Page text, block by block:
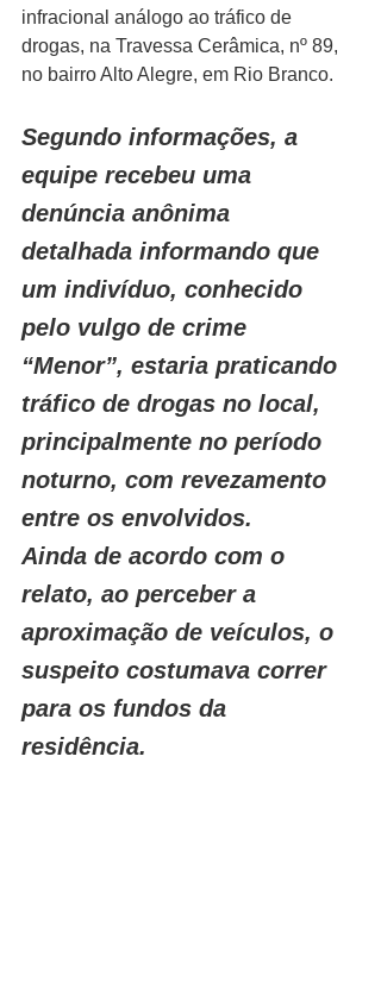
infracional análogo ao tráfico de
drogas, na Travessa Cerâmica, nº 89,
no bairro Alto Alegre, em Rio Branco.
Segundo informações, a
equipe recebeu uma
denúncia anônima
detalhada informando que
um indivíduo, conhecido
pelo vulgo de crime
“Menor”, estaria praticando
tráfico de drogas no local,
principalmente no período
noturno, com revezamento
entre os envolvidos.
Ainda de acordo com o
relato, ao perceber a
aproximação de veículos, o
suspeito costumava correr
para os fundos da
residência.